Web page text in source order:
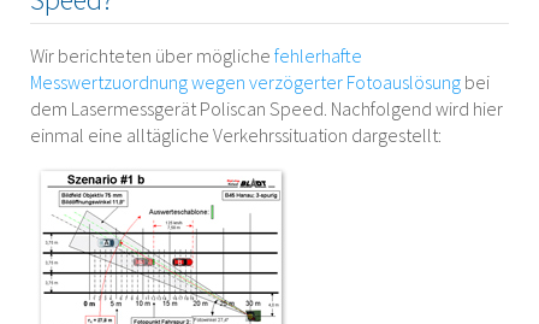
Wir berichteten über mögliche fehlerhafte
Messwertzuordnung wegen verzögerter Fotoauslösung bei
dem Lasermessgerät Poliscan Speed. Nachfolgend wird hier
einmal eine alltägliche Verkehrssituation dargestellt: